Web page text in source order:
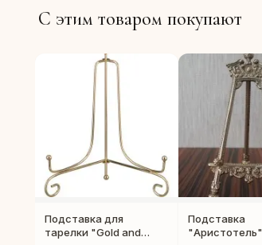
С этим товаром покупают
Подставка для
тарелки "Gold and
Подставка
"Аристотель"